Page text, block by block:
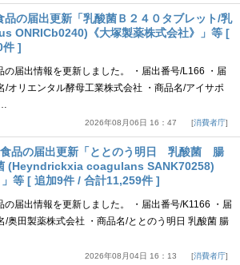
の届出更新「乳酸菌Ｂ２４０タブレット/乳
ONRICb0240)《大塚製薬株式会社》」等 [
件 ]
の届出情報を更新しました。 ・届出番号/L166 ・届
/オリエンタル酵母工業株式会社 ・商品名/アイサポ
2026年08月06日 16：47 消費者庁
品の届出更新「ととのう明日 乳酸菌 腸
(Heyndrickxia coagulans SANK70258)
」等 [ 追加9件 / 合計11,259件 ]
の届出情報を更新しました。 ・届出番号/K1166 ・届
/奥田製薬株式会社 ・商品名/ととのう明日 乳酸菌 腸
2026年08月04日 16：13 消費者庁